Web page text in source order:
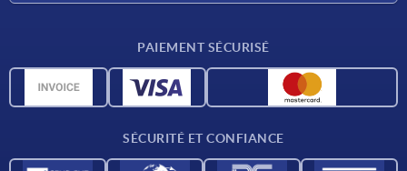
Données CAO
PAIEMENT SÉCURISÉ
SÉCURITÉ ET CONFIANCE